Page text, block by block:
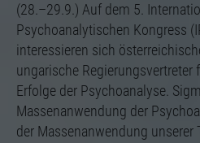
(28.–29.9.) Auf dem 5.
Psychoanalytischen Kongress
interessieren sich
ungarische Regierungsvertreter
Erfolge der Psychoanalyse.
Massenanwendung der
der Massenanwendung unserer